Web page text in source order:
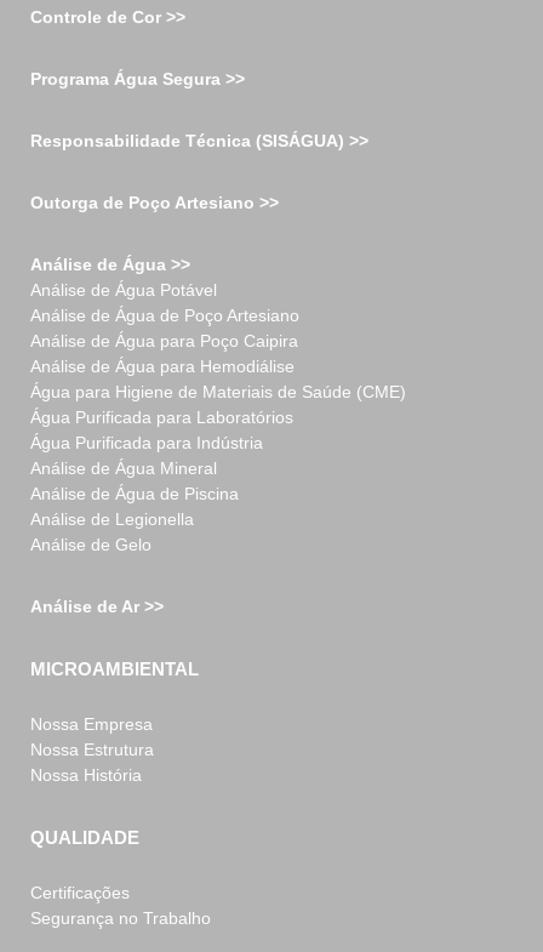
Controle de Cor >>
Programa Água Segura >>
Responsabilidade Técnica (SISÁGUA) >>
Outorga de Poço Artesiano >>
Análise de Água >>
Análise de Água Potável
Análise de Água de Poço Artesiano
Análise de Água para Poço Caipira
Análise de Água para Hemodiálise
Água para Higiene de Materiais de Saúde (CME)
Água Purificada para Laboratórios
Água Purificada para Indústria
Análise de Água Mineral
Análise de Água de Piscina
Análise de Legionella
Análise de Gelo
Análise de Ar >>
MICROAMBIENTAL
Nossa Empresa
Nossa Estrutura
Nossa História
QUALIDADE
Certificações
Segurança no Trabalho